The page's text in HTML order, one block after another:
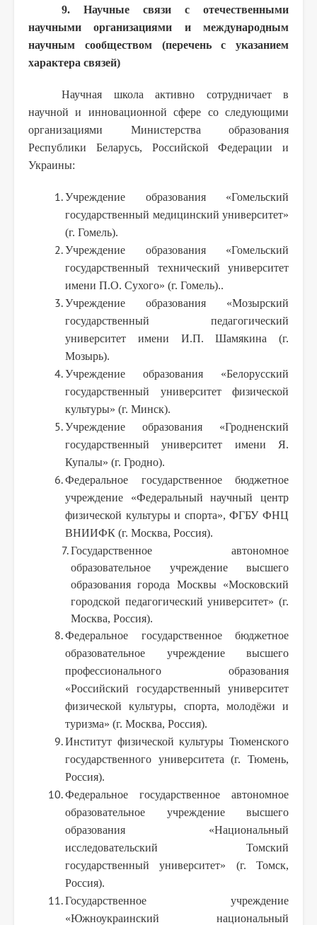
9. Научные связи с отечественными
научными организациями и международным
научным сообществом (перечень с указанием
характера связей)
Научная школа активно сотрудничает в
научной и инновационной сфере со следующими
организациями Министерства образования
Республики Беларусь, Российской Федерации и
Украины:
Учреждение образования «Гомельский
государственный медицинский университет»
(г. Гомель).
Учреждение образования «Гомельский
государственный технический университет
имени П.О. Сухого» (г. Гомель)..
Учреждение образования «Мозырский
государственный педагогический
университет имени И.П. Шамякина (г.
Мозырь).
Учреждение образования «Белорусский
государственный университет физической
культуры» (г. Минск).
Учреждение образования «Гродненский
государственный университет имени Я.
Купалы» (г. Гродно).
Федеральное государственное бюджетное
учреждение «Федеральный научный центр
физической культуры и спорта», ФГБУ ФНЦ
ВНИИФК (г. Москва, Россия).
Государственное автономное
образовательное учреждение высшего
образования города Москвы «Московский
городской педагогический университет» (г.
Москва, Россия).
Федеральное государственное бюджетное
образовательное учреждение высшего
профессионального образования
«Российский государственный университет
физической культуры, спорта, молодёжи и
туризма» (г. Москва, Россия).
Институт физической культуры Тюменского
государственного университета (г. Тюмень,
Россия).
Федеральное государственное автономное
образовательное учреждение высшего
образования «Национальный
исследовательский Томский
государственный университет» (г. Томск,
Россия).
Государственное учреждение
«Южноукраинский национальный